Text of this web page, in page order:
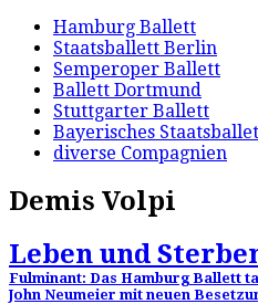
Hamburg Ballett
Staatsballett Berlin
Semperoper Ballett
Ballett Dortmund
Stuttgarter Ballett
Bayerisches
diverse Compagnien
Demis Volpi
Leben und
Fulminant: Das Hamburg Ballett
John Neumeier mit neuen